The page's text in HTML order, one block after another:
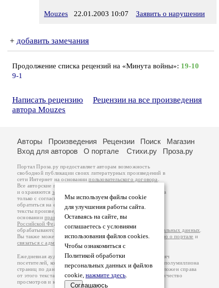
Mouzes 22.01.2003 10:07 Заявить о нарушении
+ добавить замечания
Продолжение списка рецензий на «Минута войны»: 19-10
9-1
Написать рецензию
Рецензии на все произведения
автора Mouzes
Мы используем файлы cookie
для улучшения работы сайта.
Оставаясь на сайте, вы
соглашаетесь с условиями
использования файлов cookies.
Чтобы ознакомиться с
Политикой обработки
персональных данных и файлов
cookie, нажмите здесь.
Соглашаюсь
Авторы Произведения Рецензии Поиск
Магазин
Вход для авторов
О портале Стихи.ру Проза.ру
Портал Проза.ру предоставляет авторам возможность
свободной публикации своих литературных произведений в
сети Интернет на основаниипользовательского договора
Все авторские права на произведения принадлежат авторам
и охраняются законом
. Перепечатка произведений возможна
только с согласия его автора, к которому вы можете
обратиться на его авторской странице. Ответственность за
тексты произведений авторы несут самостоятельно на
основанииправил публикацииизаконодательства
Российской Федерации
обрабатываются на основанииПолитики обработки персональных данных
Вы также можете посмотреть более подробнуюинформацию о портале и
связаться с администрацией
Ежедневная аудитория портала Проза.ру – порядка 100 тысяч
посетителей, которые в общей сумме просматривают более полумиллиона
страниц по данным счетчика посещаемости, который расположен справа
от этого текста. В каждой графе указано по две цифры: количество
просмотров и количество посетителей.